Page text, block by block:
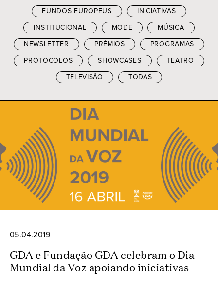
FUNDOS EUROPEUS
INICIATIVAS
INSTITUCIONAL
MODE
MÚSICA
NEWSLETTER
PRÉMIOS
PROGRAMAS
PROTOCOLOS
SHOWCASES
TEATRO
TELEVISÃO
TODAS
05.04.2019
GDA e Fundação GDA celebram o Dia
Mundial da Voz apoiando iniciativas